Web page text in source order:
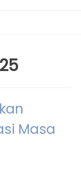
Masa